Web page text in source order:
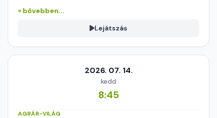
» bővebben...
Lejátszás
2026. 07. 14.
kedd
8:45
AGRÁR-VILÁG